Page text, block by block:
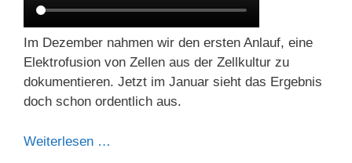
Im Dezember nahmen wir den ersten Anlauf, eine
Elektrofusion von Zellen aus der Zellkultur zu
dokumentieren. Jetzt im Januar sieht das Ergebnis
doch schon ordentlich aus.
Weiterlesen …